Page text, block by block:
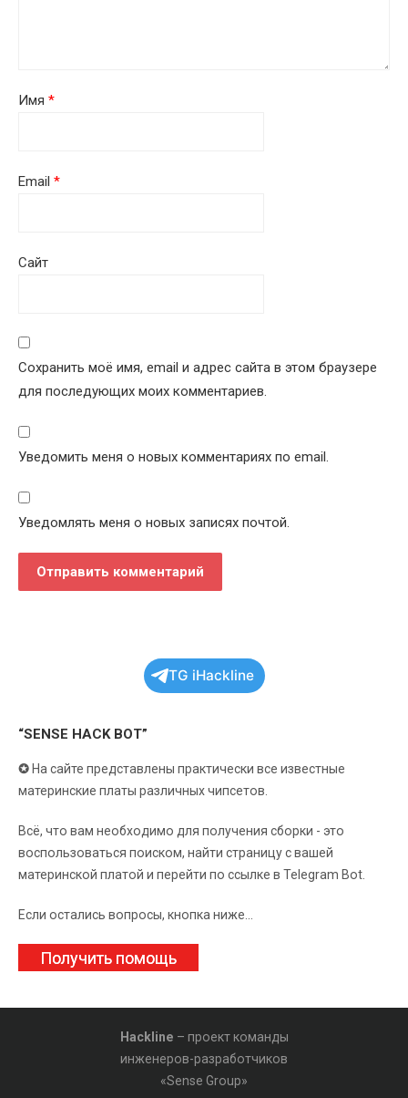
Имя *
Email *
Сайт
Сохранить моё имя, email и адрес сайта в этом браузере
для последующих моих комментариев.
Уведомить меня о новых комментариях по email.
Уведомлять меня о новых записях почтой.
TG iHackline
“SENSE HACK BOT”
✪ На сайте представлены практически все известные
материнские платы различных чипсетов.
Всё, что вам необходимо для получения сборки - это
воспользоваться поиском, найти страницу с вашей
материнской платой и перейти по ссылке в Telegram Bot.
Если остались вопросы, кнопка ниже...
Получить помощь
Hackline – проект команды
инженеров-разработчиков
«Sense Group»